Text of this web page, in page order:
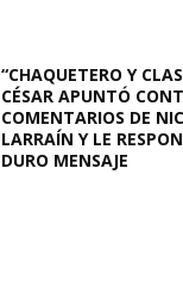
“CHAQUETERO Y
CÉSAR APUNTÓ
COMENTARIOS DE
LARRAÍN Y LE
DURO MENSAJE